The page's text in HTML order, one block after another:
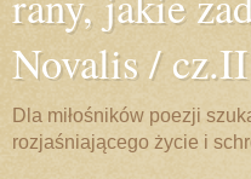
Novalis / cz.II
Dla miłośników poezji
rozjaśniającego życie i